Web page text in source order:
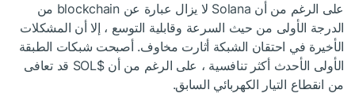
على الرغم من أن Solana لا يزال عبارة عن blockchain من
الدرجة الأولى من حيث السرعة وقابلية التوسع ، إلا أن المشكلات
الأخيرة في احتقان الشبكة أثارت مخاوف. أصبحت شبكات الطبقة
الأولى الأحدث أكثر تنافسية ، على الرغم من أن$SOL
قد تعافى
من انقطاع التيار الكهربائي السابق.